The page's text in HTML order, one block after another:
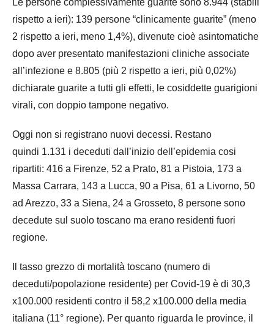
rispetto a ieri): 139 persone “clinicamente guarite” (meno
2 rispetto a ieri, meno 1,4%), divenute cioè asintomatiche
dopo aver presentato manifestazioni cliniche associate
all’infezione e 8.805 (più 2 rispetto a ieri, più 0,02%)
dichiarate guarite a tutti gli effetti, le cosiddette guarigioni
virali, con doppio tampone negativo.
Oggi non si registrano nuovi decessi. Restano
quindi 1.131 i deceduti dall’inizio dell’epidemia cosi
ripartiti: 416 a Firenze, 52 a Prato, 81 a Pistoia, 173 a
Massa Carrara, 143 a Lucca, 90 a Pisa, 61 a Livorno, 50
ad Arezzo, 33 a Siena, 24 a Grosseto, 8 persone sono
decedute sul suolo toscano ma erano residenti fuori
regione.
Il tasso grezzo di mortalità toscano (numero di
deceduti/popolazione residente) per Covid-19 è di 30,3
x100.000 residenti contro il 58,2 x100.000 della media
italiana (11° regione). Per quanto riguarda le province, il